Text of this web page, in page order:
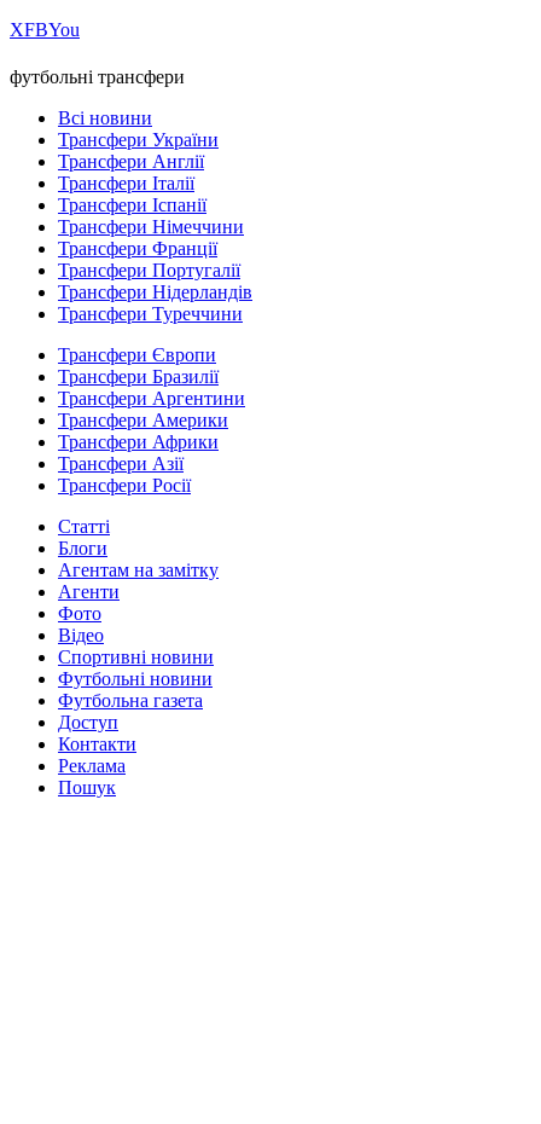
ХFBYou
футбольні трансфери
Всі новини
Трансфери України
Трансфери Англії
Трансфери Італії
Трансфери Іспанії
Трансфери Німеччини
Трансфери Франції
Трансфери Португалії
Трансфери Нідерландів
Трансфери Туреччини
Трансфери Європи
Трансфери Бразилії
Трансфери Аргентини
Трансфери Америки
Трансфери Африки
Трансфери Азії
Трансфери Росії
Статті
Блоги
Агентам на замітку
Агенти
Фото
Відео
Спортивні новини
Футбольні новини
Футбольна газета
Доступ
Контакти
Реклама
Пошук